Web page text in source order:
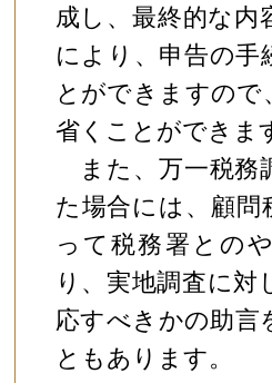
成し、最終的な内
により、申告の手
とができますので
省くことができま
また、万一税務
た場合には、顧問
って税務署との
り、実地調査に
応すべきかの助言
ともあります。